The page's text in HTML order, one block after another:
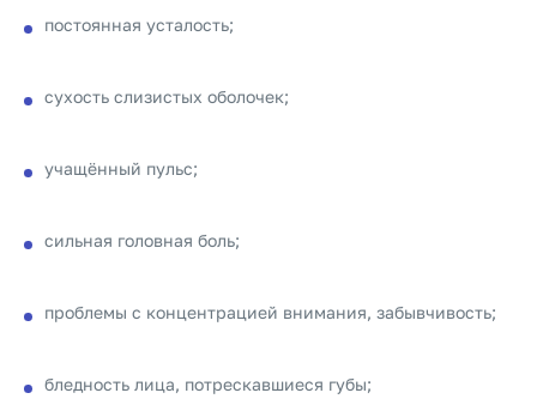
постоянная усталость;
сухость слизистых оболочек;
учащённый пульс;
сильная головная боль;
проблемы с концентрацией внимания, забывчивость;
бледность лица, потрескавшиеся губы;